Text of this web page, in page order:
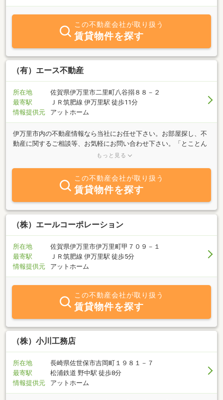
この不動産会社が取り扱う
賃貸物件を探す
（有）エース不動産
所在地
佐賀県伊万里市二里町八谷搦８８－２
最寄駅
ＪＲ筑肥線 伊万里駅 徒歩11分
情報提供元
アットホーム
伊万里市内の不動産情報なら当社にお任せ下さい。お部屋探し、不
動産に関するご相談等、お気軽にお問い合わせ下さい。「とことん
コンサル」をモットーに、社員一同、精一杯のお手伝いさせていた
もっと見る
この不動産会社が取り扱う
賃貸物件を探す
（株）エールコーポレーション
所在地
佐賀県伊万里市伊万里町甲７０９－１
最寄駅
ＪＲ筑肥線 伊万里駅 徒歩5分
情報提供元
アットホーム
この不動産会社が取り扱う
賃貸物件を探す
（株）小川工務店
所在地
長崎県佐世保市吉岡町１９８１－７
最寄駅
松浦鉄道 野中駅 徒歩8分
情報提供元
アットホーム